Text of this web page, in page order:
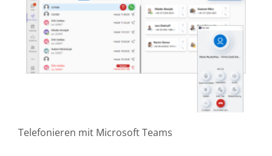
Telefonieren mit Microsoft Teams